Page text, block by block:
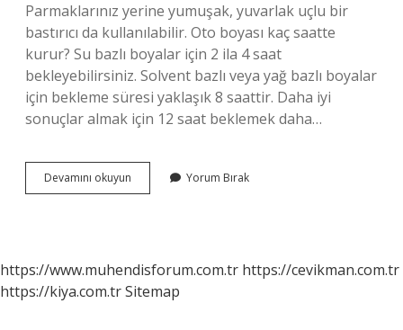
Parmaklarınız yerine yumuşak, yuvarlak uçlu bir
bastırıcı da kullanılabilir. Oto boyası kaç saatte
kurur? Su bazlı boyalar için 2 ila 4 saat
bekleyebilirsiniz. Solvent bazlı veya yağ bazlı boyalar
için bekleme süresi yaklaşık 8 saattir. Daha iyi
sonuçlar almak için 12 saat beklemek daha…
Devamını okuyun
Boyası
Yorum Bırak
https://www.muhendisforum.com.tr https://cevikman.com.tr
https://kiya.com.trSitemap